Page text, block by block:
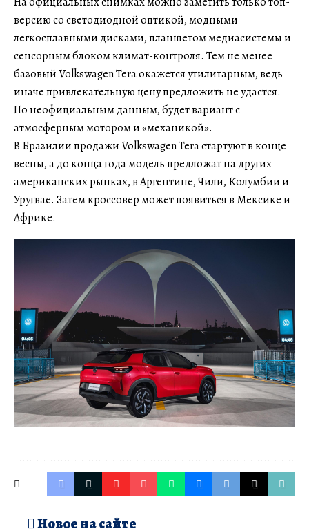
версию со светодиодной оптикой, модными
легкосплавными дисками, планшетом медиасистемы и
сенсорным блоком климат-контроля. Тем не менее
базовый Volkswagen Tera окажется утилитарным, ведь
иначе привлекательную цену предложить не удастся.
По неофициальным данным, будет вариант с
атмосферным мотором и «механикой».
В Бразилии продажи Volkswagen Tera стартуют в конце
весны, а до конца года модель предложат на других
американских рынках, в Аргентине, Чили, Колумбии и
Уругвае. Затем кроссовер может появиться в Мексике и
Африке.
Новое на сайте